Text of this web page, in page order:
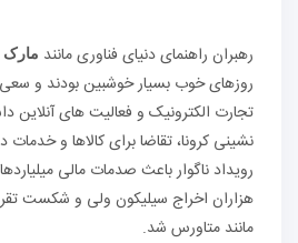
رهبران راهنمای دنیای فناوری مانند مارک
روزهای خوب بسیار خوشبین بودند و
تجارت الکترونیک و فعالیت های آنلاین
نشینی کرونا، تقاضا برای کالاها و
رویداد ناگوار باعث صدمات مالی
هزاران اخراج سیلیکون ولی و شکست
مانند متاورس شد.